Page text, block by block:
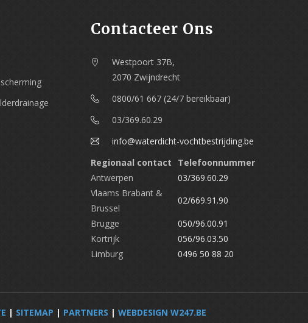
Contacteer Ons
Westpoort 37B,
2070 Zwijndrecht
0800/61 667 (24/7 bereikbaar)
03/369.60.29
info@waterdicht-vochtbestrijding.be
Regionaal contact
Telefoonnummer
Antwerpen
03/369.60.29
Vlaams Brabant &
Brussel
02/669.91.90
Brugge
050/96.00.91
Kortrijk
056/96.03.50
Limburg
0496 50 88 20
| SITEMAP | PARTNERS | WEBDESIGN W247.BE